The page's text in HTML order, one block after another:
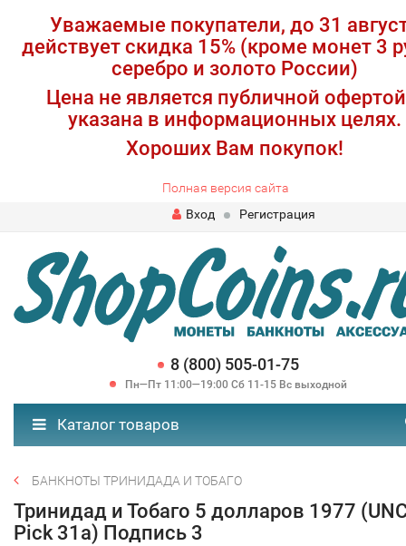
Уважаемые покупатели, до 31
действует скидка 15% (кроме монет 3
серебро и золото России)
Цена не является публичной
указана в информационных целях.
Хороших Вам покупок!
Полная версия сайта
Вход
Регистрация
8 (800) 505-01-75
Пн—Пт 11:00—19:00 Сб 11-15 Вс выходной
Каталог товаров
БАНКНОТЫ ТРИНИДАДА И ТОБАГО
Тринидад и Тобаго 5 долларов 1977
Pick 31a) Подпись 3